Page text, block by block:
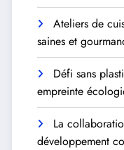
Ateliers de
saines et
Défi sans
empreinte
La
développement